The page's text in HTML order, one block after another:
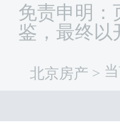
免责申明：
鉴，最终以
北京房产 >